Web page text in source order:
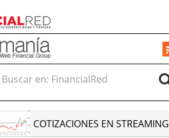
Buscar en:
COTIZACIONES EN STREAMING